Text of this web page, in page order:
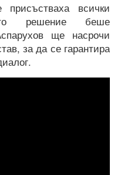
всички
решение беше
ще насрочи
за да се гарантира